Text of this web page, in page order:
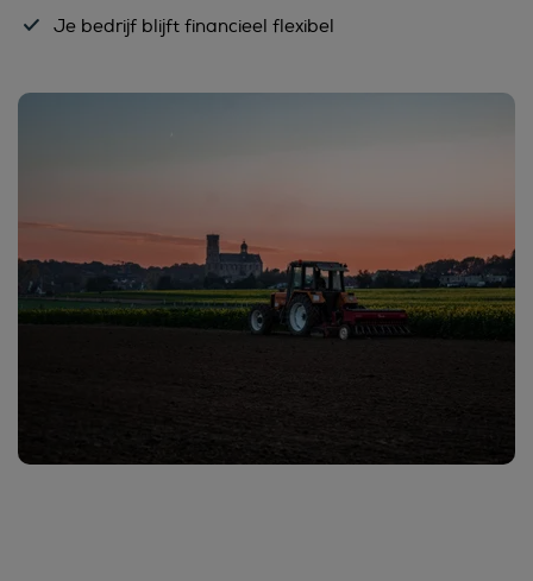
Je bedrijf blijft financieel flexibel